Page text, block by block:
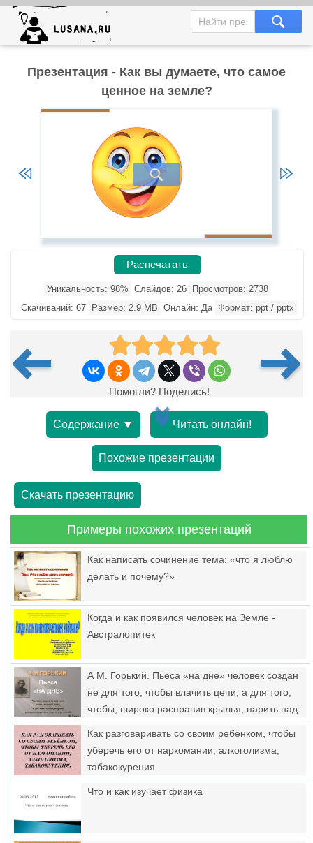
Презентация - Как вы думаете, что самое
ценное на земле?
Распечатать
Уникальность: 98% Слайдов: 26
Просмотров: 2738
Скачиваний: 67
Размер: 2.9 MB Онлайн: Да Формат: ppt / pptx
Помогли? Поделись!
Содержание ▼ Читать онлайн!
Похожие презентации
Скачать презентацию
Примеры похожих презентаций
Как написать сочинение тема: «что я люблю
делать и почему?»
Когда и как появился человек на Земле -
Австралопитек
А М. Горький. Пьеса «на дне» человек создан
не для того, чтобы влачить цепи, а для того,
чтобы, широко расправив крылья, парить над
Как разговаривать со своим ребёнком, чтобы
уберечь его от наркомании, алкоголизма,
табакокурения
Что и как изучает физика